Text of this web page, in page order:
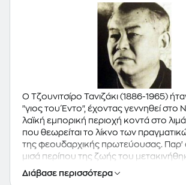
Ο Τζουνιτσίρο Τανιζάκι (1886-1965)
"γιος του Έντο", έχοντας γεννηθεί στο
λαϊκή εμπορική περιοχή κοντά στο
που θεωρείται το λίκνο των
της φεουδαρχικής πρωτεύουσας. Παρ'
μισά περίπου της ζωής του
ζήσει στο Κάνσαϊ, την περιοχή της
Κυότο, το κέντρο της παραδοσιακής
Διάβασε περισσότερα